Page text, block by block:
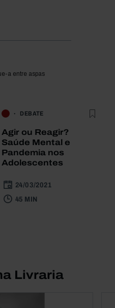
a entre aspas
DEBATE
Agir ou Reagir?
Saúde Mental e
Pandemia nos
Adolescentes
24/03/2021
45 MIN
Livraria